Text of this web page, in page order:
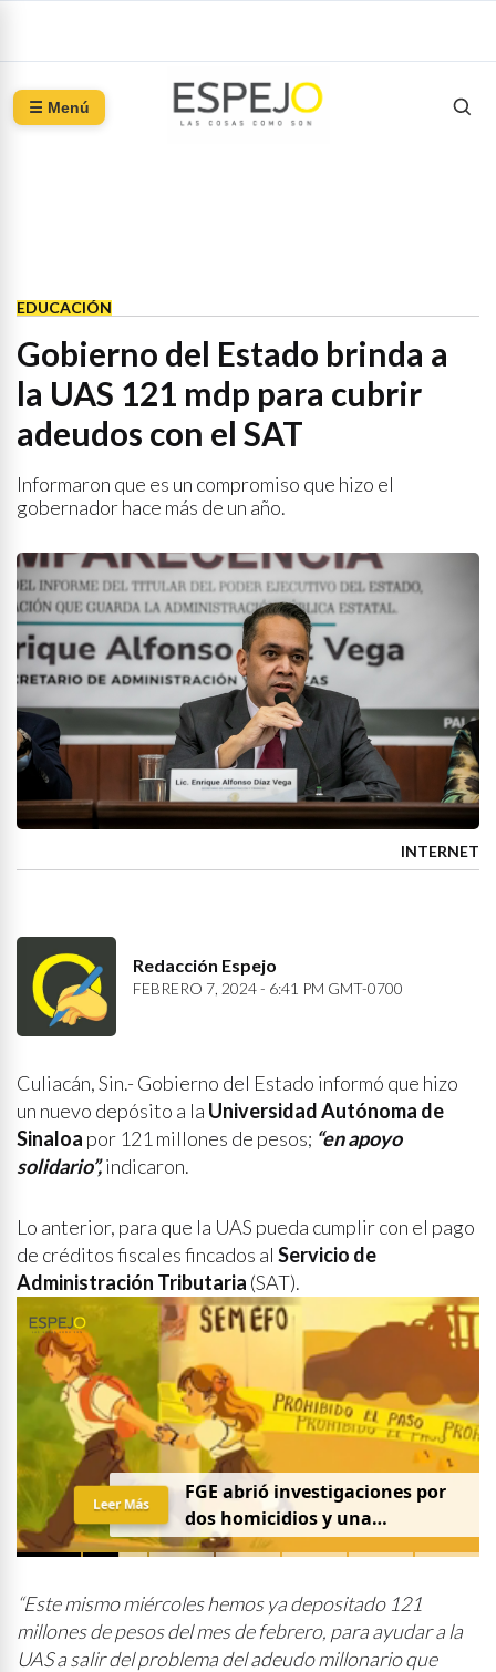
☰ Menú
EDUCACIÓN
Gobierno del Estado brinda a
la UAS 121 mdp para cubrir
adeudos con el SAT
Informaron que es un compromiso que hizo el
gobernador hace más de un año.
INTERNET
Redacción Espejo
FEBRERO 7, 2024 - 6:41 PM GMT-0700
Culiacán, Sin.- Gobierno del Estado informó que hizo
un nuevo depósito a la Universidad Autónoma de
Sinaloa por 121 millones de pesos; “en apoyo
solidario”,indicaron.
Lo anterior, para que la UAS pueda cumplir con el pago
de créditos fiscales fincados al Servicio de
Administración Tributaria (SAT).
FGE abrió investigaciones por
dos homicidios y una
desaparición el 7 de agosto
Leer Más
“Este mismo miércoles hemos ya depositado 121
millones de pesos del mes de febrero, para ayudar a la
UAS a salir del problema del adeudo millonario que